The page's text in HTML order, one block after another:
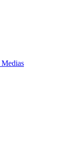
Medias